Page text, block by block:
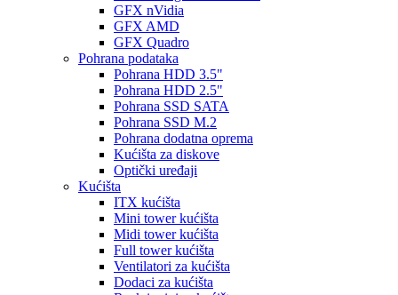
GFX nVidia
GFX AMD
GFX Quadro
Pohrana podataka
Pohrana HDD 3.5"
Pohrana HDD 2.5"
Pohrana SSD SATA
Pohrana SSD M.2
Pohrana dodatna oprema
Kućišta za diskove
Optički uređaji
Kućišta
ITX kućišta
Mini tower kućišta
Midi tower kućišta
Full tower kućišta
Ventilatori za kućišta
Dodaci za kućišta